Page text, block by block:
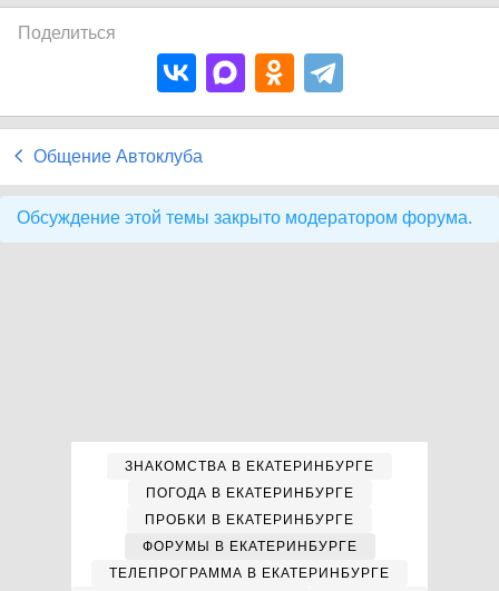
Поделиться
Общение Автоклуба
Обсуждение этой темы закрыто модератором форума.
ЗНАКОМСТВА В ЕКАТЕРИНБУРГЕ
ПОГОДА В ЕКАТЕРИНБУРГЕ
ПРОБКИ В ЕКАТЕРИНБУРГЕ
ФОРУМЫ В ЕКАТЕРИНБУРГЕ
ТЕЛЕПРОГРАММА В ЕКАТЕРИНБУРГЕ